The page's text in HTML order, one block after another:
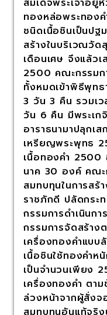
สมเด็จพระเจ้าอยู่
ทองหล่อพระทอง
ชนิดเนื้อชินเป็นปฐ
สร้างในบริเวณวัด
เดือนเศษ จึงแล้ว
2500 คณะกรรมก
ทั้งหมดเข้าพิธีพุทธ
3 วัน 3 คืน รวมเ
วัน 6 คืน มีพระเก
อาราธนามาปลุกเ
เหรียญพระพุทธ
เนื้อทองคำ 2500
นาค 30 องค์ คณะ
สมทบทุนในการส
ราชภักดี ปลัดกระ
กรรมการดำเนินก
กรรมการจัดสร้าง
เครื่องทองคำแบบ
เนื้อชินใช้ทองคำห
เป็นจำนวนเพียง
เครื่องทองคำ ตาม
ล่วงหน้าจากผู้สั่ง